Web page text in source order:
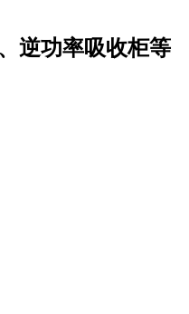
逆功率吸收柜等